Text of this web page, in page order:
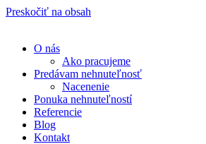
Preskočiť na obsah
O nás
Ako pracujeme
Predávam nehnuteľnosť
Nacenenie
Ponuka nehnuteľností
Referencie
Blog
Kontakt